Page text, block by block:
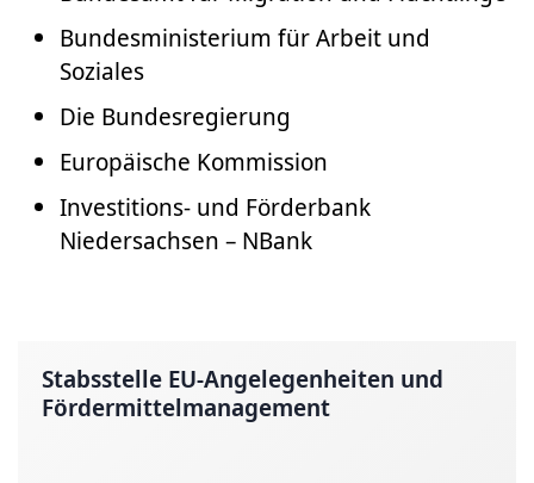
Bundesministerium für Arbeit und
Soziales
Die Bundesregierung
Europäische Kommission
Investitions- und Förderbank
Niedersachsen – NBank
Stabsstelle EU-Angelegenheiten und
Fördermittelmanagement